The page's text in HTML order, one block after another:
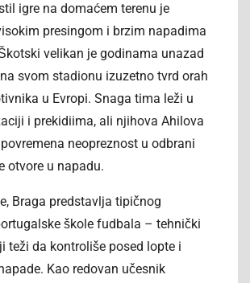
igre na domaćem terenu je
presingom i brzim napadima
velikan je godinama unazad
svom stadionu izuzetno tvrd orah
u Evropi. Snaga tima leži u
i prekidiima, ali njihova Ahilova
neopreznost u odbrani
otvore u napadu.
Braga predstavlja tipičnog
škole fudbala – tehnički
teži da kontroliše posed lopte i
Kao redovan učesnik